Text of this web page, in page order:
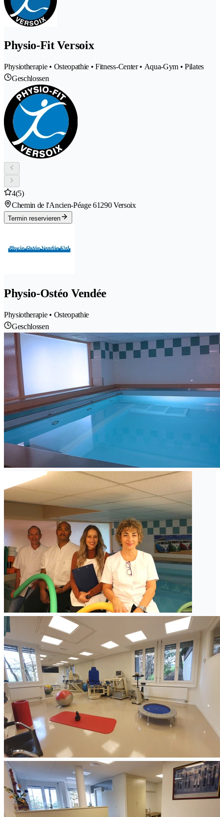
Physio-Fit Versoix
Physiotherapie • Osteopathie • Fitness-Center • Aqua-Gym • Pilates
Geschlossen
4(5)
Chemin de l'Ancien-Péage 61290 Versoix
Termin reservieren
Physio-Ostéo Vendée
Physiotherapie • Osteopathie
Geschlossen